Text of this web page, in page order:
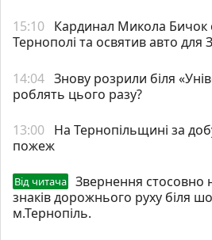
15:10 Кардинал Микола
Тернополі та освятив авто для
14:04 Знову розрили біля
роблять цього разу?
13:00 На Тернопільщині за
пожеж
Від читача
Звернення стосовно
знаків дорожнього руху біля
м.Тернопіль.